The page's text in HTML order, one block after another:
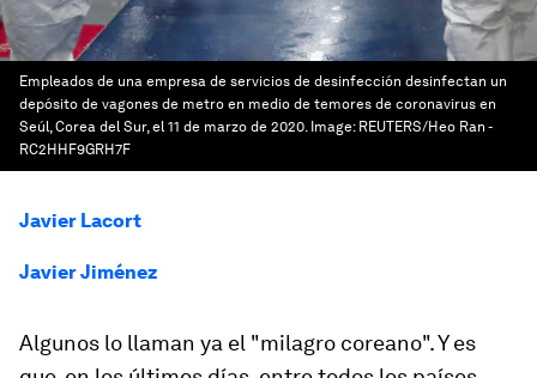
Empleados de una empresa de servicios de desinfección desinfectan un
depósito de vagones de metro en medio de temores de coronavirus en
Seúl, Corea del Sur, el 11 de marzo de 2020. Image: REUTERS/Heo Ran -
RC2HHF9GRH7F
Javier Lacort
Javier Jiménez
Algunos lo llaman ya el "milagro coreano". Y es